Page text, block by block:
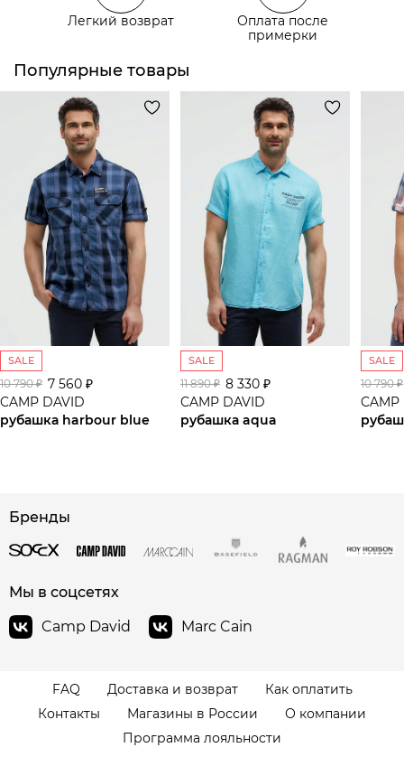
Легкий возврат
Оплата после
примерки
Популярные товары
SALE
10 790 ₽ 7 560 ₽
CAMP DAVID
рубашка harbour blue
SALE
11 890 ₽ 8 330 ₽
CAMP DAVID
рубашка aqua
SALE
10 790 ₽
CAMP
Бренды
Мы в соцсетях
Camp David
Marc Cain
FAQ Доставка и возврат
Как оплатить
Контакты
Магазины в России
О компании
Программа лояльности